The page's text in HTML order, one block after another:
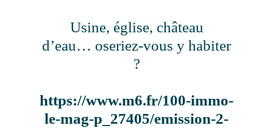
Usine, église, château
d’eau… oseriez-vous y habiter
?
https://www.m6.fr/100-immo-
le-mag-p_27405/emission-2-